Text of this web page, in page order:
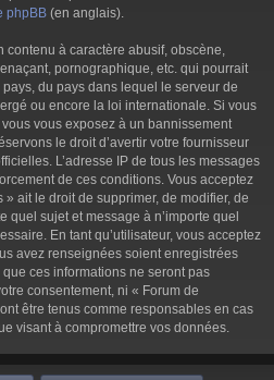
phpBB (en anglais).
contenu à caractère abusif, obscène,
pornographique, etc. qui pourrait
du pays dans lequel le serveur de
ou encore la loi internationale. Si vous
vous exposez à un bannissement
le droit d’avertir votre fournisseur
L’adresse IP de tous les messages
de ces conditions. Vous acceptez
» ait le droit de supprimer, de modifier, de
quel sujet et message à n’importe quel
En tant qu’utilisateur, vous acceptez
avez renseignées soient enregistrées
ces informations ne seront pas
consentement, ni « Forum de
être tenus comme responsables en cas
visant à compromettre vos données.